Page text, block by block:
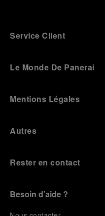
Service Client
Le Monde De Panerai
Mentions Légales
Autres
Rester en contact
Besoin d’aide ?